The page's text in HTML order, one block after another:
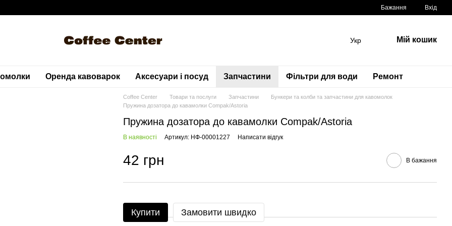
Бажання Вхід
Укр Мій кошик
Оренда кавоварок Аксесуари і посуд Запчастини Фільтри для води Ремонт
Coffee Center Товари та послуги Запчастини
Бункери та колби та запчастини для кавомолок
Пружина дозатора до кавамолки Compak/Astoria
Пружина дозатора до кавамолки Compak/Astoria
В наявності Артикул: НФ-00001227 Написати відгук
42 грн В бажання
Купити Замовити швидко